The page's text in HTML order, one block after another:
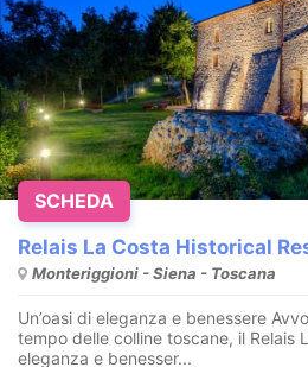
Relais La Costa Historical
Monteriggioni - Siena - Toscana
Un’oasi di eleganza e benessere
tempo delle colline toscane, il Relais
eleganza e benesser...
SCHEDA